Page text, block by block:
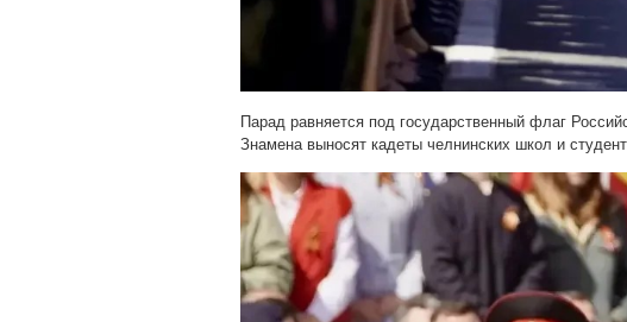
Парад равняется под государственный флаг
Знамена выносят кадеты челнинских школ и